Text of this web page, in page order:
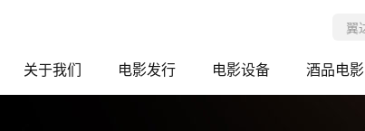
关于我们 电影发行 电影设备 酒品电影